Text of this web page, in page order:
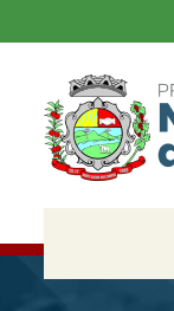
Conteúdo Principal